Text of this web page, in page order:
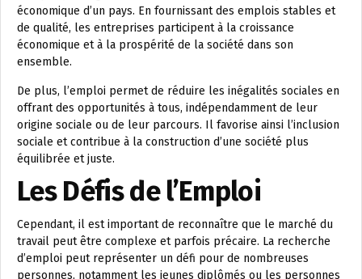
économique d’un pays. En fournissant des emplois stables et
de qualité, les entreprises participent à la croissance
économique et à la prospérité de la société dans son
ensemble.
De plus, l’emploi permet de réduire les inégalités sociales en
offrant des opportunités à tous, indépendamment de leur
origine sociale ou de leur parcours. Il favorise ainsi l’inclusion
sociale et contribue à la construction d’une société plus
équilibrée et juste.
Les Défis de l’Emploi
Cependant, il est important de reconnaître que le marché du
travail peut être complexe et parfois précaire. La recherche
d’emploi peut représenter un défi pour de nombreuses
personnes, notamment les jeunes diplômés ou les personnes